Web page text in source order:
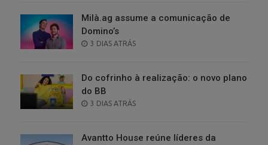
Milà.ag assume a comunicação de
Domino’s
POSTED
3 DIAS ATRÁS
Do cofrinho à realização: o novo plano
do BB
POSTED
3 DIAS ATRÁS
Avantto House reúne líderes da